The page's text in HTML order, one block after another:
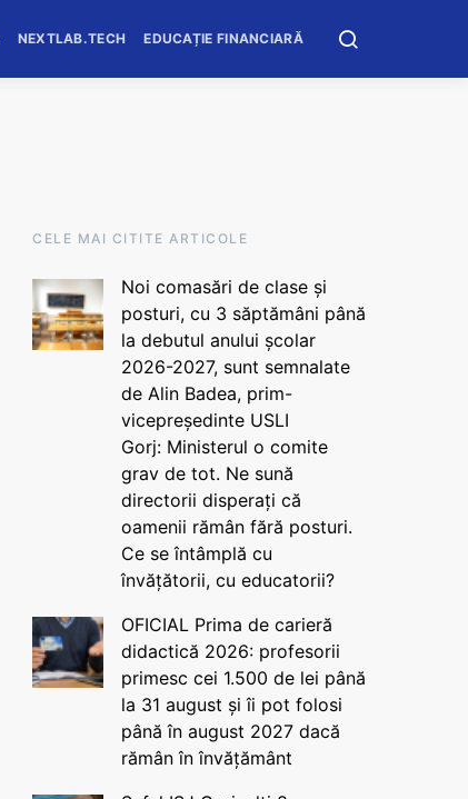
NEXTLAB.TECH EDUCAȚIE FINANCIARĂ
CELE MAI CITITE ARTICOLE
Noi comasări de clase și
posturi, cu 3 săptămâni până
la debutul anului școlar
2026-2027, sunt semnalate
de Alin Badea, prim-
vicepreședinte USLI
Gorj: Ministerul o comite
grav de tot. Ne sună
directorii disperați că
oamenii rămân fără posturi.
Ce se întâmplă cu
învățătorii, cu educatorii?
OFICIAL Prima de carieră
didactică 2026: profesorii
primesc cei 1.500 de lei până
la 31 august și îi pot folosi
până în august 2027 dacă
rămân în învățământ